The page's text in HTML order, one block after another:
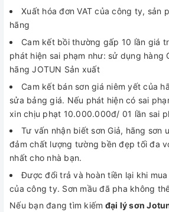
Xuất hóa đơn VAT của công ty, sản
hãng
Cam kết bồi thường gấp 10 lần giá
phát hiện sai phạm như: sử dụng hàng
hãng JOTUN Sản xuất
Cam kết bán sơn giá niêm yết của
sửa bảng giá. Nếu phát hiện có sai
xin chịu phạt 10.000.000đ/ 01 lần sai
Tư vấn nhận biết sơn Giả, hãng sơn
đảm chất lượng tường bền đẹp tối đa
nhất cho nhà bạn.
Được đổi trả và hoàn tiền lại khi
của công ty. Sơn mầu đã pha không
Nếu bạn đang tìm kiếm đại lý sơn